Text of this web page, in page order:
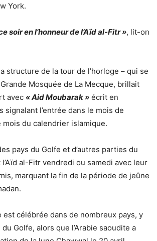
York.
soir en l’honneur de l’Aïd al-Fitr », lit-on
structure de la tour de l’horloge – qui se
Mosquée de La Mecque, brillait
avec « Aid Moubarak » écrit en
signalant l’entrée dans le mois de
mois du calendrier islamique.
pays du Golfe et d’autres parties du
al-Fitr vendredi ou samedi avec leur
marquant la fin de la période de jeûne
est célébrée dans de nombreux pays, y
Golfe, alors que l’Arabie saoudite a